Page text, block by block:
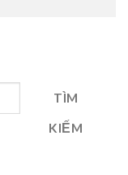
TÌM
KIẾM